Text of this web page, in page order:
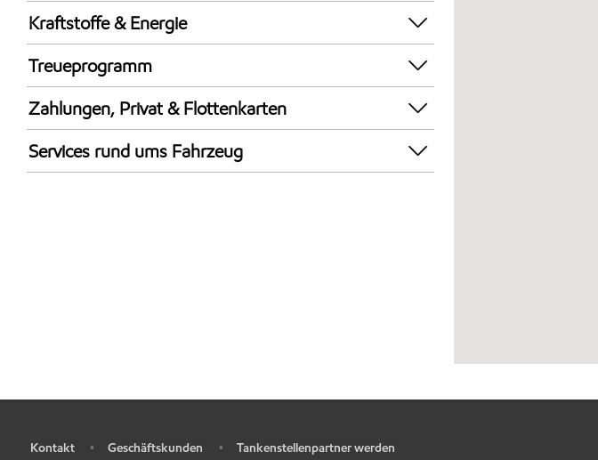
24 hours
Kraftstoffe & Energie
Synergy Supreme+ Bleifrei 98
AdBlue in Kanistern
Synergy Super E10 95
Treueprogramm
DeutschlandCard
Zahlungen, Privat & Flottenkarten
Bezahlung per Mobilgerät
Services rund ums Fahrzeug
Kontakt • Geschäftskunden • Tankenstellenpartner werden